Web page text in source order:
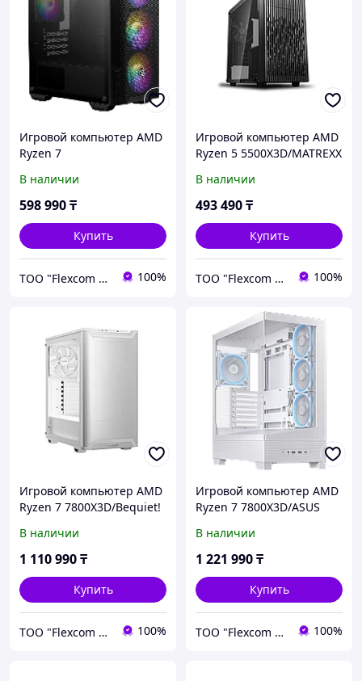
Игровой компьютер AMD
Ryzen 7
B840M-B/500Gb SSD
MSI/16GB DDR5
В наличии
598 990₸
Купить
ТОО "Flexcom LTD" 100%
Игровой компьютер AMD
Ryzen 5 5500X3D/MATREXX
SSD MSI/16GB DDR5
5600MHz/RTX 5060/600W
В наличии
493 490₸
Купить
ТОО "Flexcom LTD" 100%
Игровой компьютер AMD
Ryzen 7 7800X3D/Bequiet!
WIFI6E/1000Gb SSD
MSI/32GB DDR5
В наличии
1 110 990₸
Купить
ТОО "Flexcom LTD" 100%
Игровой компьютер AMD
Ryzen 7 7800X3D/ASUS
WIFI6E/1000Gb SSD
Kingston/32GB DDR5
В наличии
1 221 990₸
Купить
ТОО "Flexcom LTD" 100%